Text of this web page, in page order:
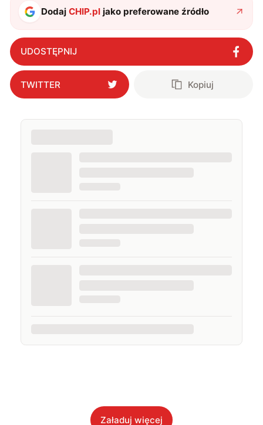
DodajCHIP.pl jako preferowane źródło
UDOSTĘPNIJ
TWITTER Kopiuj
Załaduj więcej